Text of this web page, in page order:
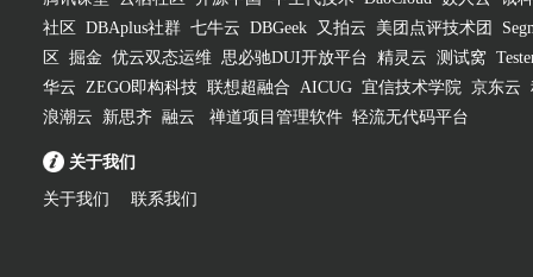
社区
DBAplus社群 七牛云 DBGeek 又拍云 美团点评技术团
区
掘金 优云双态运维 思必驰DUI开放平台 精灵云 测试窝
华云 ZEGO即构科技 联想超融合 AICUG 宜信技术学院 京东云
浪潮云
新思齐 融云 禅道项目管理软件 轻流无代码平台
关于我们
关于我们 联系我们